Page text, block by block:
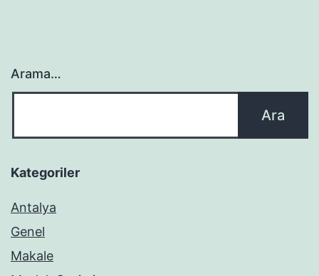
Arama…
Kategoriler
Antalya
Genel
Makale